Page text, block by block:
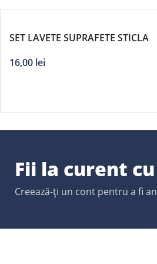
SET LAVETE SUPRAFETE STICLA
16,00 lei
Fii la curent
Creează-ți un cont pentru a fi